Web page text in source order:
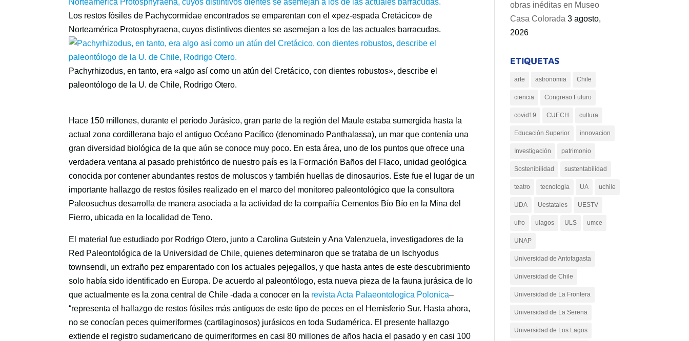
Los restos fósiles de Pachycormidae encontrados se emparentan con el «pez-espada Cretácico» de
Norteamérica Protosphyraena, cuyos distintivos dientes se asemejan a los de las actuales barracudas.
Pachyrhizodus, en tanto, era «algo así como un atún del Cretácico, con dientes robustos», describe el
paleontólogo de la U. de Chile, Rodrigo Otero.
Hace 150 millones, durante el período Jurásico, gran parte de la región del Maule estaba sumergida hasta la
actual zona cordillerana bajo el antiguo Océano Pacífico (denominado Panthalassa), un mar que contenía una
gran diversidad biológica de la que aún se conoce muy poco. En esta área, uno de los puntos que ofrece una
verdadera ventana al pasado prehistórico de nuestro país es la Formación Baños del Flaco, unidad geológica
conocida por contener abundantes restos de moluscos y también huellas de dinosaurios. Este fue el lugar de un
importante hallazgo de restos fósiles realizado en el marco del monitoreo paleontológico que la consultora
Paleosuchus desarrolla de manera asociada a la actividad de la compañía Cementos Bío Bío en la Mina del
Fierro, ubicada en la localidad de Teno.
El material fue estudiado por Rodrigo Otero, junto a Carolina Gutstein y Ana Valenzuela, investigadores de la
Red Paleontológica de la Universidad de Chile, quienes determinaron que se trataba de un Ischyodus
townsendi, un extraño pez emparentado con los actuales pejegallos, y que hasta antes de este descubrimiento
solo había sido identificado en Europa. De acuerdo al paleontólogo, esta nueva pieza de la fauna jurásica de lo
que actualmente es la zona central de Chile -dada a conocer en la revista Acta Palaeontologica Polonica–
“representa el hallazgo de restos fósiles más antiguos de este tipo de peces en el Hemisferio Sur. Hasta ahora,
no se conocían peces quimeriformes (cartilaginosos) jurásicos en toda Sudamérica. El presente hallazgo
extiende el registro sudamericano de quimeriformes en casi 80 millones de años hacia el pasado y en casi 100
obras inéditas en Museo
Casa Colorada 3 agosto,
2026
ETIQUETAS
arte astronomia Chile
ciencia Congreso Futuro
covid19 CUECH cultura
Educación Superior innovacion
Investigación patrimonio
Sostenibilidad sustentabilidad
teatro tecnologia UA uchile
UDA Uestatales UESTV
ufro ulagos ULS umce
UNAP
Universidad de Antofagasta
Universidad de Chile
Universidad de La Frontera
Universidad de La Serena
Universidad de Los Lagos